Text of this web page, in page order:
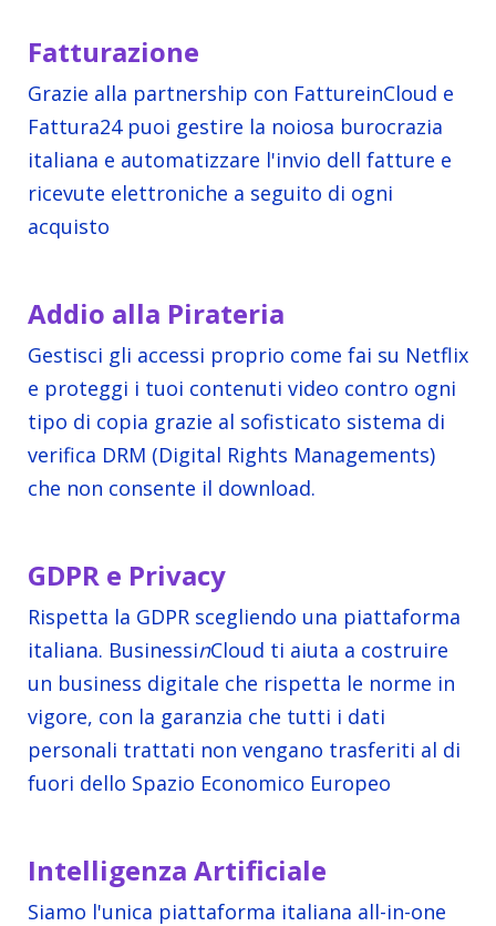
Fatturazione
Grazie alla partnership con FattureinCloud e
Fattura24 puoi gestire la noiosa burocrazia
italiana e automatizzare l'invio dell fatture e
ricevute elettroniche a seguito di ogni
acquisto
Addio alla Pirateria
Gestisci gli accessi proprio come fai su Netflix
e proteggi i tuoi contenuti video contro ogni
tipo di copia grazie al sofisticato sistema di
verifica DRM (Digital Rights Managements)
che non consente il download.
GDPR e Privacy
Rispetta la GDPR scegliendo una piattaforma
italiana. BusinessinCloud ti aiuta a costruire
un business digitale che rispetta le norme in
vigore, con la garanzia che tutti i dati
personali trattati non vengano trasferiti al di
fuori dello Spazio Economico Europeo
Intelligenza Artificiale
Siamo l'unica piattaforma italiana all-in-one